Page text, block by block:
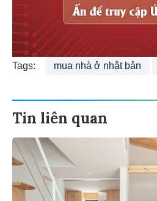
Tags: mua nhà ở nhật bản
Tin liên quan